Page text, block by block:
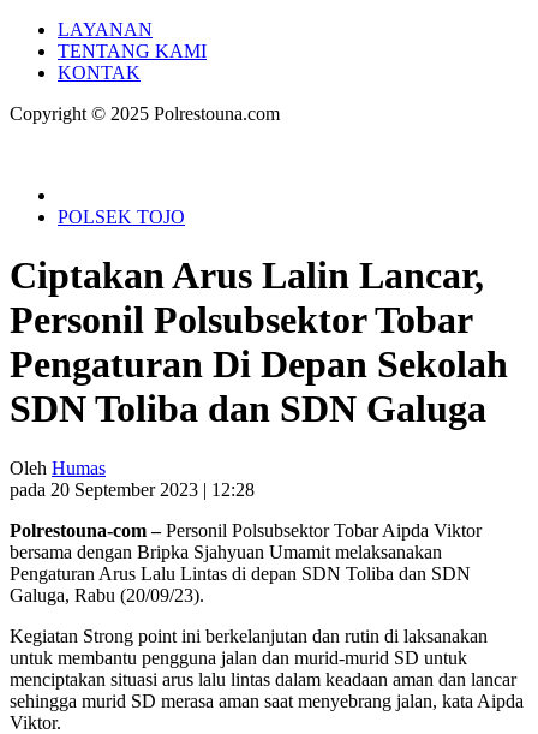
LAYANAN
TENTANG KAMI
KONTAK
Copyright © 2025 Polrestouna.com
POLSEK TOJO
Ciptakan Arus Lalin Lancar,
Personil Polsubsektor Tobar
Pengaturan Di Depan Sekolah
SDN Toliba dan SDN Galuga
Oleh Humas
pada 20 September 2023 | 12:28
Polrestouna-com –Personil Polsubsektor Tobar Aipda Viktor
bersama dengan Bripka Sjahyuan Umamit melaksanakan
Pengaturan Arus Lalu Lintas di depan SDN Toliba dan SDN
Galuga, Rabu (20/09/23).
Kegiatan Strong point ini berkelanjutan dan rutin di laksanakan
untuk membantu pengguna jalan dan murid-murid SD untuk
menciptakan situasi arus lalu lintas dalam keadaan aman dan lancar
sehingga murid SD merasa aman saat menyebrang jalan, kata Aipda
Viktor.